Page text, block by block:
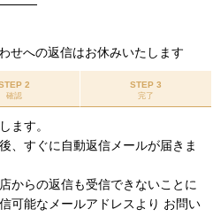
せへの返信はお休みいたします
2
確認
STEP 3
完了
ます。
、すぐに自動返信メールが届きま
からの返信も受信できないことに
可能なメールアドレスより お問い